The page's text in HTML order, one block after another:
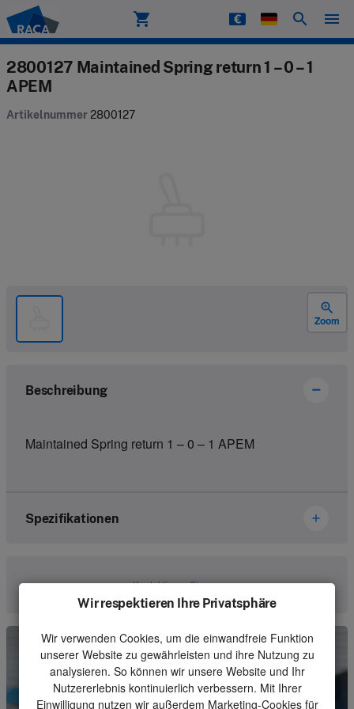
Raca shopping_cart search menu
2800127 Maintained Spring return 1 – 0 – 1
APEM
Artikelnummer 2800127
zoom_in
Zoom
Beschreibung
Maintained Spring return 1 – 0 – 1 APEM
Spezifikationen
Artikelnummer
2800127
Switch
Einheit
Stück
Mindestbestellmenge
1
Kontaktieren Sie uns
Wir respektieren Ihre Privatsphäre
Wir verwenden Cookies, um die einwandfreie Funktion
unserer Website zu gewährleisten und ihre Nutzung zu
analysieren. So können wir unsere Website und Ihr
Nutzererlebnis kontinuierlich verbessern. Mit Ihrer
Einwilligung nutzen wir außerdem Marketing-Cookies für